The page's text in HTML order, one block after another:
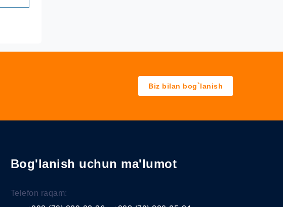
Biz bilan bog`lanish
Bog'lanish uchun ma'lumot
Telefon raqam: